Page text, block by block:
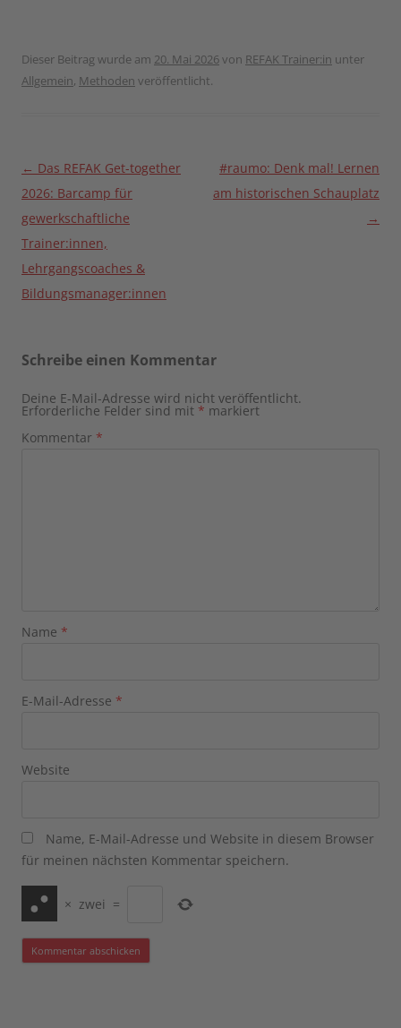
Dieser Beitrag wurde am 20. Mai 2026von REFAK Trainer:in unter
Allgemein, Methoden veröffentlicht.
Beitragsnavigation
← Das REFAK Get-together
2026: Barcamp für
gewerkschaftliche
Trainer:innen,
Lehrgangscoaches &
Bildungsmanager:innen
#raumo: Denk mal! Lernen
am historischen Schauplatz
→
Schreibe einen Kommentar
Deine E-Mail-Adresse wird nicht veröffentlicht.
Erforderliche Felder sind mit * markiert
Kommentar *
Name *
E-Mail-Adresse *
Website
Name, E-Mail-Adresse und Website in diesem Browser
für meinen nächsten Kommentar speichern.
× zwei =